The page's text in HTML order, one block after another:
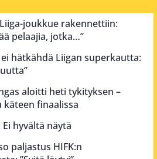
joukkue rakennettiin:
pelaajia, jotka…”
hätkähdä Liigan superkautta:
aloitti heti tykityksen –
käteen finaalissa
Ei hyvältä näytä
paljastus HIFK:n